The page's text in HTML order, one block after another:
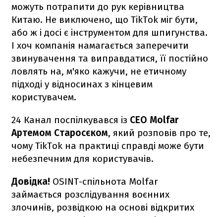
можуть потрапити до рук керівництва
Китаю. Не виключено, що TikTok міг бути,
або ж і досі є інструментом для шпигунства.
І хоч компанія намагається заперечити
звинувачення та виправдатися, її постійно
ловлять на, м'яко кажучи, не етичному
підході у відносинах з кінцевим
користувачем.
24 Канал поспілкувався із CEO Molfar
Артемом Старосєком, який розповів про те,
чому TikTok на практиці справді може бути
небезпечним для користувачів.
Довідка! OSINT-спільнота Molfar
займається розслідування воєнних
злочинів, розвідкою на основі відкритих